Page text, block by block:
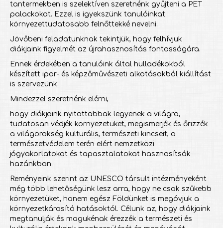
tantermekben is szelektíven szeretnénk gyűjteni a PET
palackokat. Ezzel is igyekszünk tanulóinkat
környezettudatosabb felnőttekké nevelni.
Jövőbeni feladatunknak tekintjük, hogy felhívjuk
diákjaink figyelmét az újrahasznosítás fontosságára.
Ennek érdekében a tanulóink által hulladékokból
készített ipar- és képzőművészeti alkotásokból kiállítást
is szervezünk.
Mindezzel szeretnénk elérni,
hogy diákjaink nyitottabbak legyenek a világra,
tudatosan védjék környezetüket, megismerjék és őrizzék
a világörökség kulturális, természeti kincseit, a
természetvédelem terén elért nemzetközi
jógyakorlatokat és tapasztalatokat hasznosítsák
hazánkban.
Reményeink szerint az UNESCO társult intézményeként
még több lehetőségünk lesz arra, hogy ne csak szűkebb
környezetüket, hanem egész Földünket is megóvjuk a
környezetkárosító hatásoktól. Célunk az, hogy diákjaink
megtanulják és magukénak érezzék a természeti és